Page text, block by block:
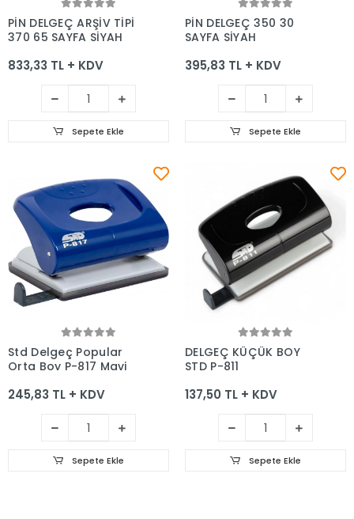
Sepete Ekle
PİN DELGEÇ ARŞİV TİPİ
370 65 SAYFA SİYAH
833,33 TL + KDV
Sepete Ekle
Sepete Ekle
PİN DELGEÇ 350 30
SAYFA SİYAH
395,83 TL + KDV
Sepete Ekle
Sepete Ekle
Std Delgeç Popular
Orta Boy P-817 Mavi
245,83 TL + KDV
Sepete Ekle
Sepete Ekle
DELGEÇ KÜÇÜK BOY
STD P-811
137,50 TL + KDV
Sepete Ekle